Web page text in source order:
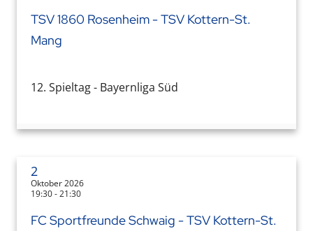
TSV 1860 Rosenheim - TSV Kottern-St.
Mang
12. Spieltag - Bayernliga Süd
2
Oktober 2026
19:30 - 21:30
FC Sportfreunde Schwaig - TSV Kottern-St.